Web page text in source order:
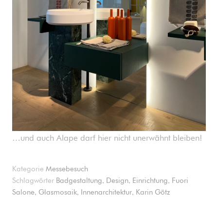
…und auch Alape darf hier nicht unerwähnt bleiben!
Kategorie Messebesuch
Schlagwörter Badgestaltung, Design, Einrichtung, Fuori
Salone, Glasmosaik, Innenarchitektur, Karin Götz